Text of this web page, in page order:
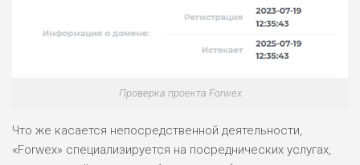
Проверка проекта Forwex
Что же касается непосредственной деятельности,
«Forwex» специализируется на посреднических услугах,